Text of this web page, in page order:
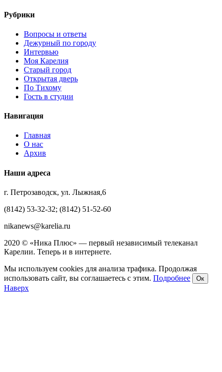
Рубрики
Вопросы и ответы
Дежурный по городу
Интервью
Моя Карелия
Старый город
Открытая дверь
По Тихому
Гость в студии
Навигация
Главная
О нас
Архив
Наши адреса
г. Петрозаводск, ул. Лыжная,6
(8142) 53-32-32; (8142) 51-52-60
nikanews@karelia.ru
2020 © «Ника Плюс» — первый независимый телеканал
Карелии. Теперь и в интернете.
Мы используем cookies для анализа трафика. Продолжая
использовать сайт, вы соглашаетесь с этим. Подробнее Ок
Наверх